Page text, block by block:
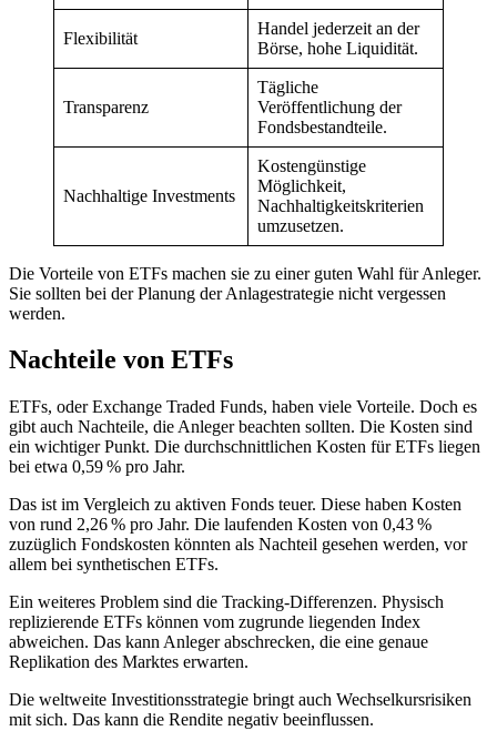
Flexibilität
Handel jederzeit an der
Börse, hohe Liquidität.
Transparenz
Tägliche
Veröffentlichung der
Fondsbestandteile.
Nachhaltige Investments
Kostengünstige
Möglichkeit,
Nachhaltigkeitskriterien
umzusetzen.
Die Vorteile von ETFs machen sie zu einer guten Wahl für Anleger.
Sie sollten bei der Planung der Anlagestrategie nicht vergessen
werden.
Nachteile von ETFs
ETFs, oder Exchange Traded Funds, haben viele Vorteile. Doch es
gibt auch Nachteile, die Anleger beachten sollten. Die Kosten sind
ein wichtiger Punkt. Die durchschnittlichen Kosten für ETFs liegen
bei etwa 0,59 % pro Jahr.
Das ist im Vergleich zu aktiven Fonds teuer. Diese haben Kosten
von rund 2,26 % pro Jahr. Die laufenden Kosten von 0,43 %
zuzüglich Fondskosten könnten als Nachteil gesehen werden, vor
allem bei synthetischen ETFs.
Ein weiteres Problem sind die Tracking-Differenzen. Physisch
replizierende ETFs können vom zugrunde liegenden Index
abweichen. Das kann Anleger abschrecken, die eine genaue
Replikation des Marktes erwarten.
Die weltweite Investitionsstrategie bringt auch Wechselkursrisiken
mit sich. Das kann die Rendite negativ beeinflussen.